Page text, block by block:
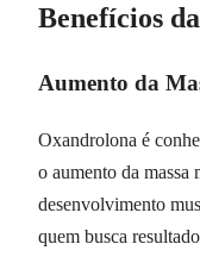
Benefícios
Aumento da
Oxandrolona é
o aumento da massa
desenvolvimento
quem busca